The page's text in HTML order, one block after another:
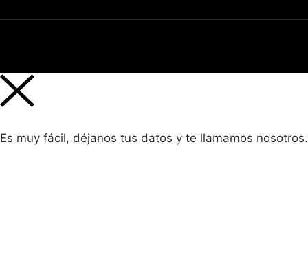
Es muy fácil, déjanos tus datos y te llamamos nosotros.